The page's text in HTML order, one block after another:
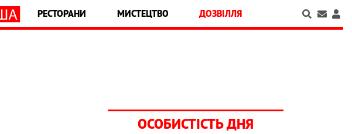
РЕСТОРАНИ МИСТЕЦТВО ДОЗВІЛЛЯ
ОСОБИСТІСТЬ ДНЯ